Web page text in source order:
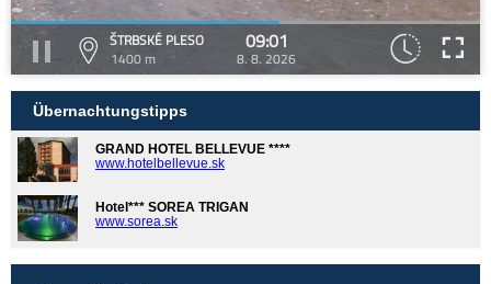
ŠTRBSKÉ PLESO
1400 m
09:01
8. 8. 2026
Übernachtungstipps
GRAND HOTEL BELLEVUE ****
www.hotelbellevue.sk
Hotel*** SOREA TRIGAN
www.sorea.sk